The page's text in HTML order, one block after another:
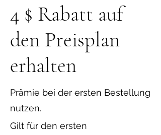
4 $ Rabatt auf
den Preisplan
erhalten
Prämie bei der ersten Bestellung
nutzen.
Gilt für den ersten